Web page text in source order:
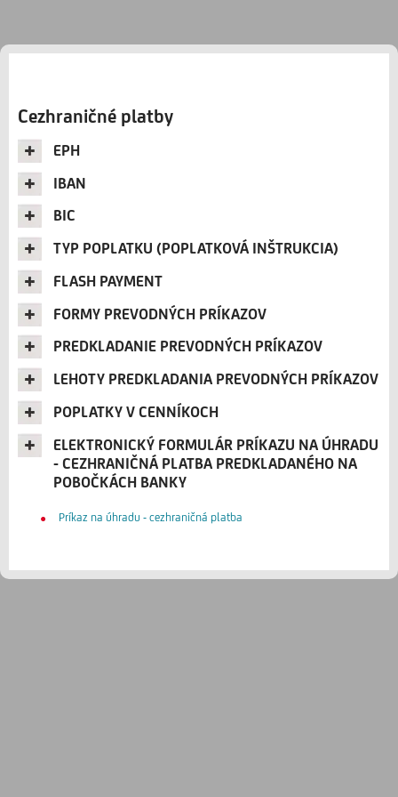
Cezhraničné platby
EPH
IBAN
BIC
TYP POPLATKU (POPLATKOVÁ INŠTRUKCIA)
FLASH PAYMENT
FORMY PREVODNÝCH PRÍKAZOV
PREDKLADANIE PREVODNÝCH PRÍKAZOV
LEHOTY PREDKLADANIA PREVODNÝCH PRÍKAZOV
POPLATKY V CENNÍKOCH
ELEKTRONICKÝ FORMULÁR PRÍKAZU NA ÚHRADU
- CEZHRANIČNÁ PLATBA PREDKLADANÉHO NA
POBOČKÁCH BANKY
Príkaz na úhradu - cezhraničná platba